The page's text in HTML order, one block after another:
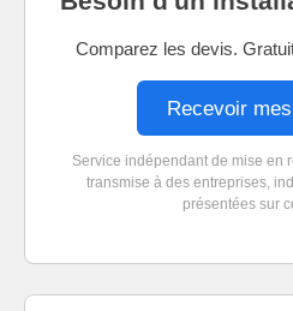
Comparez les devis.
Recevoir
Service indépendant de mise en
transmise à des entreprises,
présentées sur